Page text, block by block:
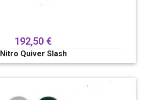
192,50 €
Nitro Quiver Slash